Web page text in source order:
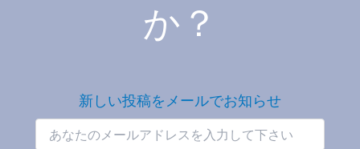
か？
新しい投稿をメールでお知らせ